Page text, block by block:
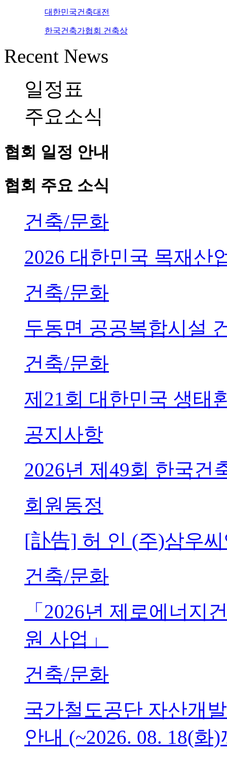
대한민국건축대전
한국건축가협회 건축상
Recent News
일정표
주요소식
협회 일정 안내
협회 주요 소식
건축/문화
2026 대한민국 목재산
건축/문화
두동면 공공복합시설
건축/문화
제21회 대한민국 생태
공지사항
2026년 제49회 한국건
회원동정
[訃告] 허 인 (주)삼우
건축/문화
「2026년 제로에너지
원 사업」
건축/문화
국가철도공단 자산개
안내 (~2026. 08. 18(화